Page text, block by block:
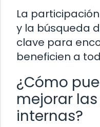
La
y la búsqueda
clave para
beneficien a
¿Cómo
mejorar
internas?